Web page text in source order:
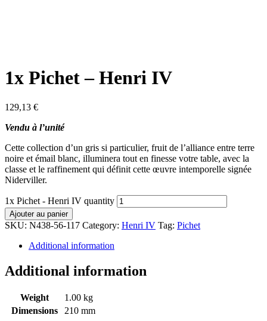
1x Pichet – Henri IV
129,13 €
Vendu à l’unité
Cette collection d’un gris si particulier, fruit de l’alliance entre terre
noire et émail blanc, illuminera tout en finesse votre table, avec la
classe et le raffinement qui définit cette œuvre intemporelle signée
Niderviller.
1x Pichet - Henri IV quantity
Ajouter au panier
SKU: N438-56-117 Category: Henri IV Tag: Pichet
Additional information
Additional information
Weight
1.00 kg
Dimensions
210 mm